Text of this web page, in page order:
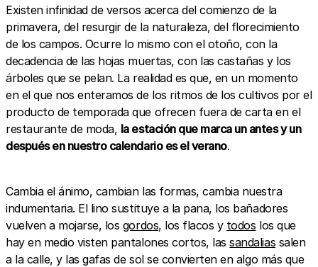
Existen infinidad de versos acerca del comienzo de la
primavera, del resurgir de la naturaleza, del florecimiento
de los campos. Ocurre lo mismo con el otoño, con la
decadencia de las hojas muertas, con las castañas y los
árboles que se pelan. La realidad es que, en un momento
en el que nos enteramos de los ritmos de los cultivos por el
producto de temporada que ofrecen fuera de carta en el
restaurante de moda, la estación que marca un antes y un
después en nuestro calendario es el verano.
Cambia el ánimo, cambian las formas, cambia nuestra
indumentaria. El lino sustituye a la pana, los bañadores
vuelven a mojarse, los gordos, los flacos y todos los que
hay en medio visten pantalones cortos, lassandalias salen
a la calle, y las gafas de sol se convierten en algo más que